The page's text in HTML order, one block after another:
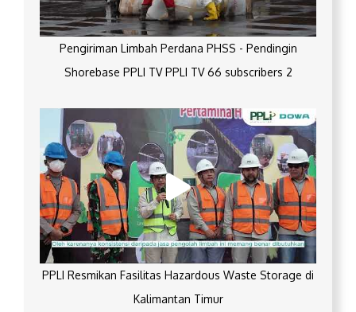
Pengiriman Limbah Perdana PHSS - Pendingin
Shorebase PPLI TV PPLI TV 66 subscribers 2
PPLI Resmikan Fasilitas Hazardous Waste Storage di
Kalimantan Timur